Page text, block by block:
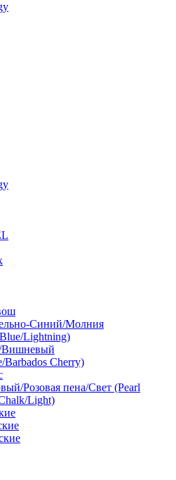
Синий/Молния
Lightning)
Вишневый
Barbados Cherry)
Розовая пена/Свет (Pearl
Light)